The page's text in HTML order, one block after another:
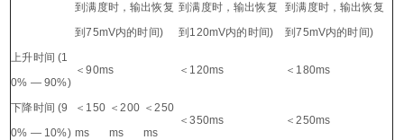
到满度时，输出恢复
到75mV内的时间)
到满度时，输出恢复
到120mV内的时间)
到满度时，输出恢复
到75mV内的时间)
上升时间 (1
0% — 90%)
＜90ms ＜120ms ＜180ms
下降时间 (9
0% — 10%)
＜150
ms
＜200
ms
＜250
ms
＜350ms ＜250ms